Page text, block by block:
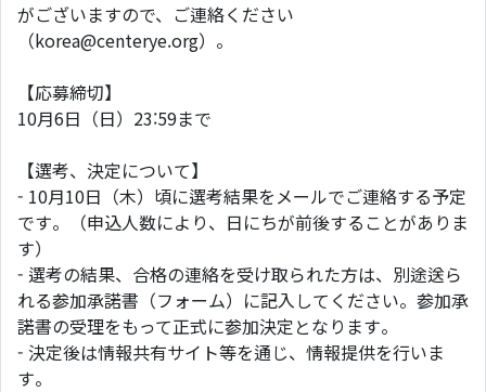
がございますので、ご連絡ください
（korea@centerye.org）。
【応募締切】
10月6日（日）23:59まで
【選考、決定について】
- 10月10日（木）頃に選考結果をメールでご連絡する予定
です。（申込人数により、日にちが前後することがありま
す）
- 選考の結果、合格の連絡を受け取られた方は、別途送ら
れる参加承諾書（フォーム）に記入してください。参加承
諾書の受理をもって正式に参加決定となります。
- 決定後は情報共有サイト等を通じ、情報提供を行いま
す。